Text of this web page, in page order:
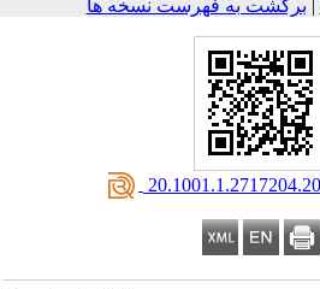
به فهرست نسخه ها